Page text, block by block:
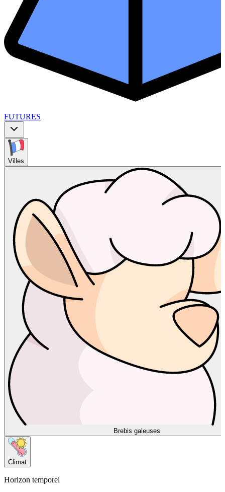
FUTURES
Villes
Brebis galeuses
Climat
Horizon temporel